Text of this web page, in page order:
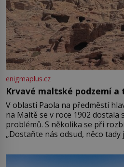
enigmaplus.cz
Krvavé maltské podzemí
V oblasti Paola na předměstí
na Maltě se v roce 1902 dostala
problémů. S několika se při
„Dostaňte nás odsud, něco tady